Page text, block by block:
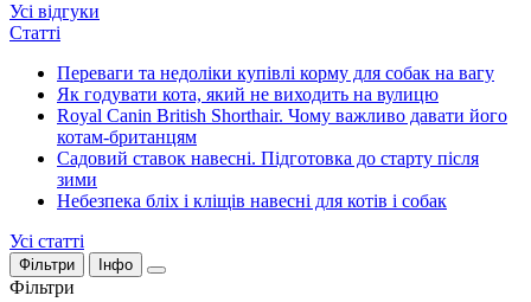
Усі відгуки
Статті
Переваги та недоліки купівлі корму для собак на вагу
Як годувати кота, який не виходить на вулицю
Royal Canin British Shorthair. Чому важливо давати його
котам-британцям
Садовий ставок навесні. Підготовка до старту після
зими
Небезпека бліх і кліщів навесні для котів і собак
Усі статті
Фільтри Інфо
Фільтри